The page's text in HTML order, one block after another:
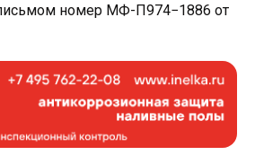
номер МФ-П974−1886 от